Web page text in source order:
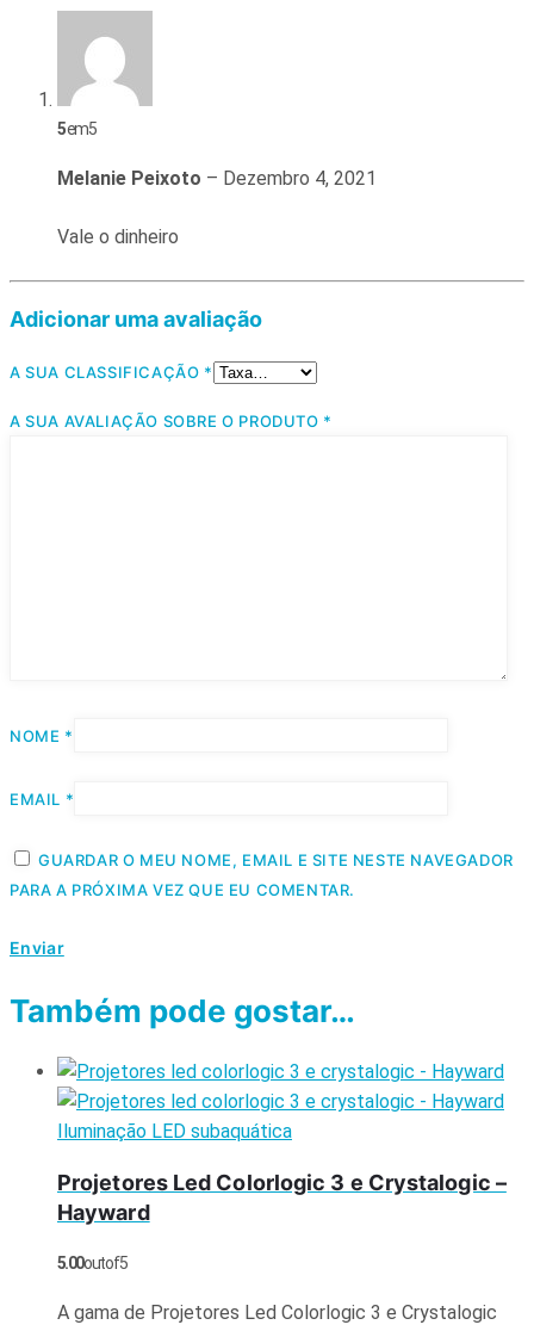
5em 5
Melanie Peixoto – Dezembro 4, 2021
Vale o dinheiro
Adicionar uma avaliação
A SUA CLASSIFICAÇÃO *
A SUA AVALIAÇÃO SOBRE O PRODUTO *
NOME *
EMAIL *
GUARDAR O MEU NOME, EMAIL E SITE NESTE NAVEGADOR
PARA A PRÓXIMA VEZ QUE EU COMENTAR.
Também pode gostar…
Iluminação LED subaquática
Projetores Led Colorlogic 3 e Crystalogic –
Hayward
5.00out of 5
A gama de Projetores Led Colorlogic 3 e Crystalogic